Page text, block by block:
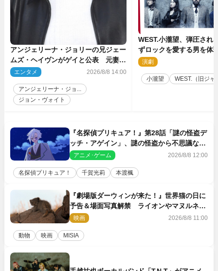
アンジェリーナ・ジョリーの兄ジェー
ムズ・ヘイヴンがゲイと公表 元妻の
生配信で明らかに
エンタメ 2026/8/8 14:00
アンジェリーナ・ジョ...
ジョン・ヴォイト
WEST.小瀧望、弾圧され
ずロックを愛する男を
台『ロックンロール』ビ
演劇
小瀧望 WEST.（旧ジャ
『名探偵プリキュア！』第28話「謎の怪盗デ
ッチ・アゲイン」、謎の怪盗から不思議な予
告状が届く
アニメ･ゲーム 2026/8/8 12:00
名探偵プリキュア！ 千賀光莉 本渡楓
『劇場版ダーウィンが来た！』世界猫の日に
予告＆場面写真解禁 ライオンやマヌルネコ
の赤ちゃんが大集合
映画 2026/8/8 11:00
動物 映画 MISIA